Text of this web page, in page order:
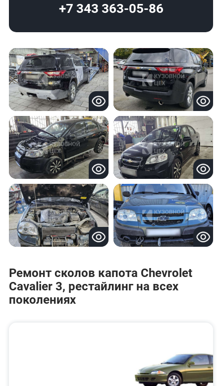
+7 343 363-05-86
Ремонт сколов капота Chevrolet
Cavalier 3, рестайлинг на всех
поколениях